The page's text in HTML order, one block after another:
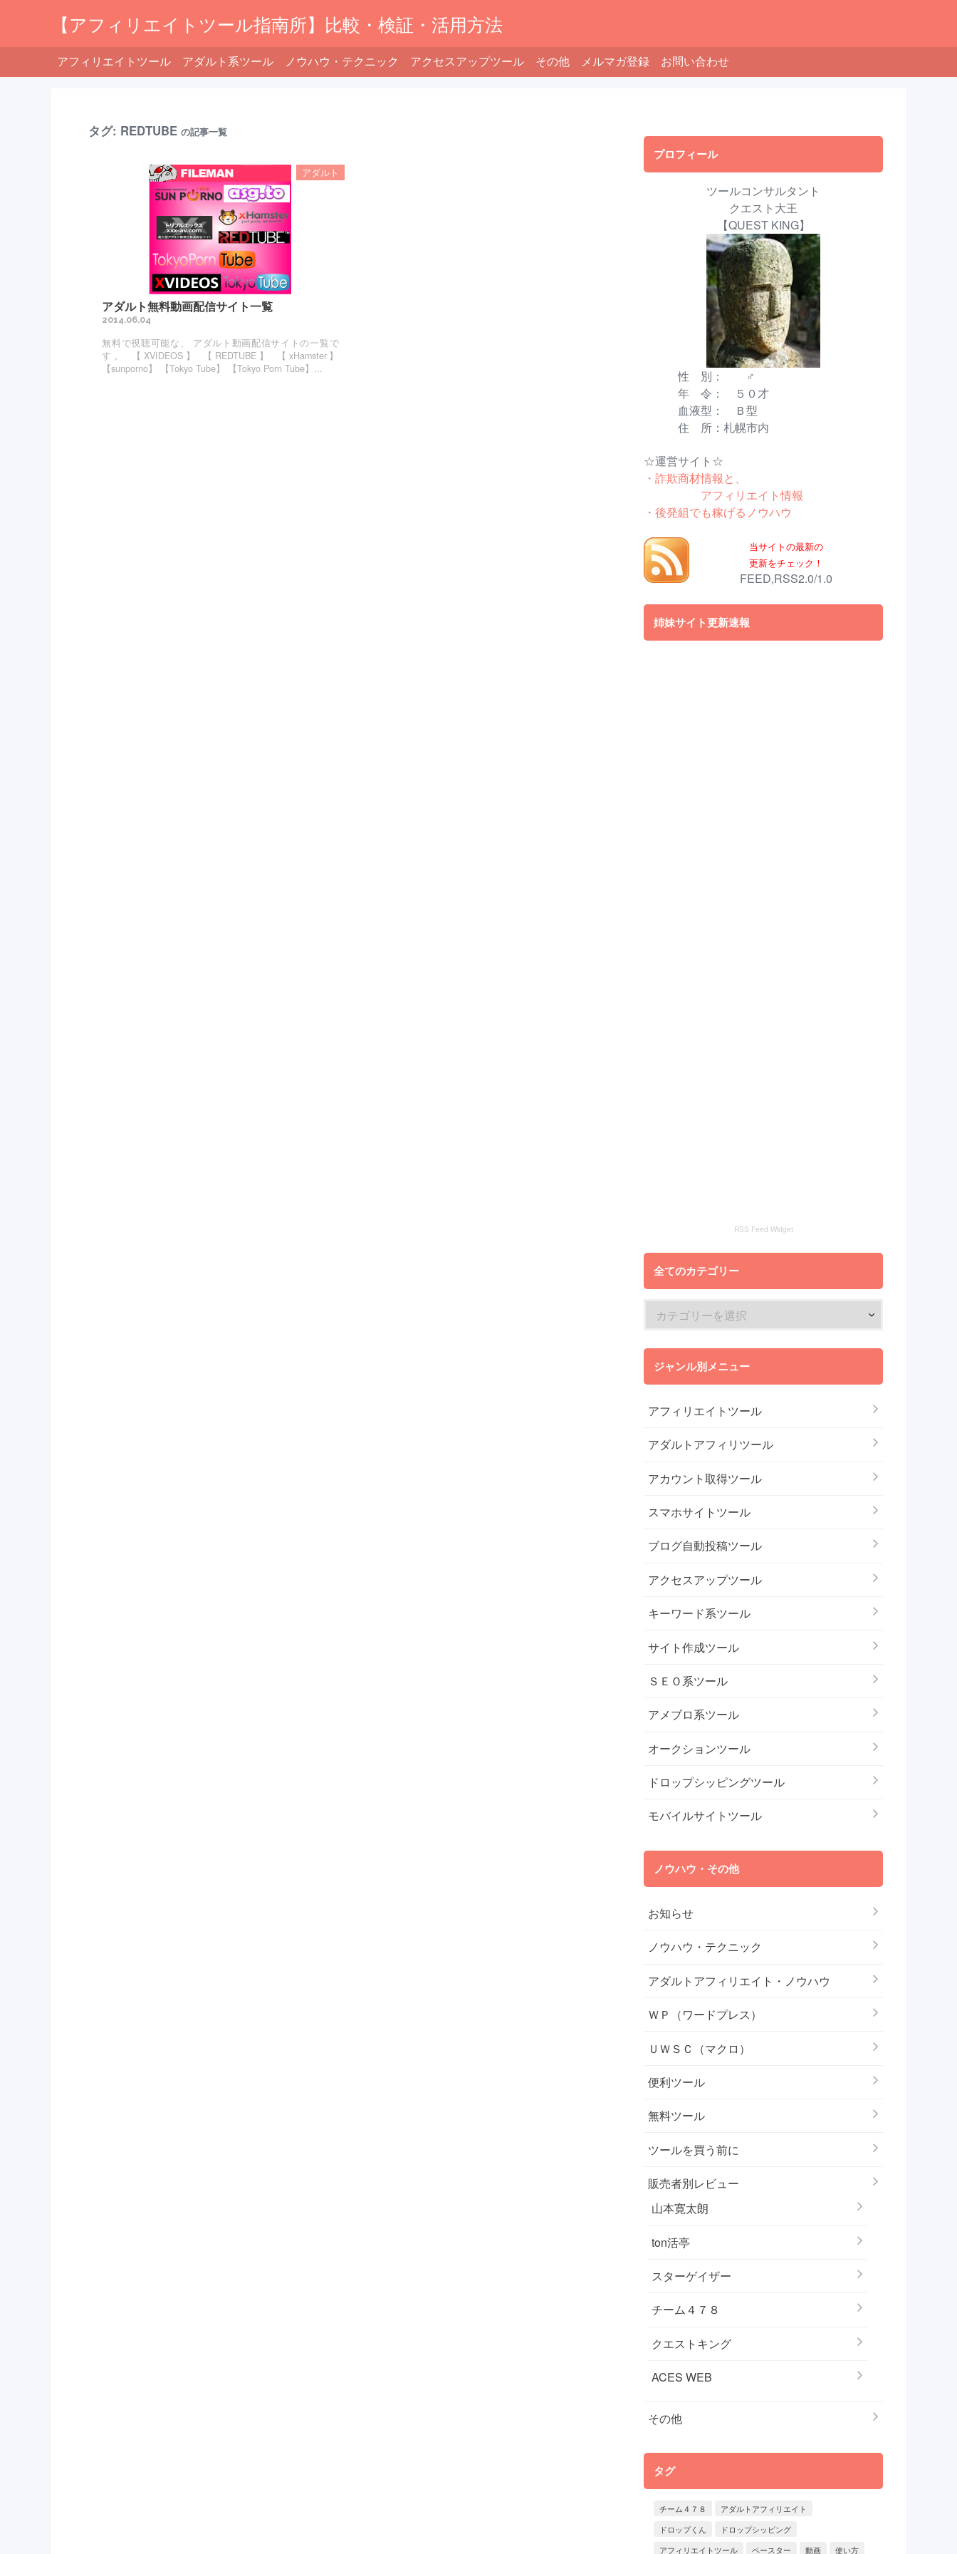
【アフィリエイトツール指南所】比較・検証・活用方法
アフィリエイトツール アダルト系ツール ノウハウ・テクニック アクセスアップツール その他 メルマガ登録 お問い合わせ
タグ: REDTUBE の記事一覧
アダルト無料動画配信サイト一覧
2014.06.04
アダルト
無料で視聴可能な、 アダルト動画配信サイトの一覧で
す。 【XVIDEOS】 【REDTUBE】 【xHamster】
【sunporno】 【Tokyo Tube】 【Tokyo Porn Tube】...
プロフィール
ツールコンサルタント
クエスト大王
【QUEST KING】
性 別： ♂
年 令： ５０才
血液型： Ｂ型
住 所：札幌市内
☆運営サイト☆
・詐欺商材情報と、
アフィリエイト情報
・後発組でも稼げるノウハウ
当サイトの最新の
更新をチェック！
FEED,RSS2.0/1.0
姉妹サイト更新速報
RSS Feed Widget
全てのカテゴリー
ジャンル別メニュー
アフィリエイトツール
アダルトアフィリツール
アカウント取得ツール
スマホサイトツール
ブログ自動投稿ツール
アクセスアップツール
キーワード系ツール
サイト作成ツール
ＳＥＯ系ツール
アメブロ系ツール
オークションツール
ドロップシッピングツール
モバイルサイトツール
ノウハウ・その他
お知らせ
ノウハウ・テクニック
アダルトアフィリエイト・ノウハウ
ＷＰ（ワードプレス）
ＵＷＳＣ（マクロ）
便利ツール
無料ツール
ツールを買う前に
販売者別レビュー
山本寛太朗
ton活亭
スターゲイザー
チーム４７８
クエストキング
ACES WEB
その他
タグ
チーム４７８
アダルトアフィリエイト
ドロップくん
ドロップシッピング
アフィリエイトツール
ペースター 動画 使い方